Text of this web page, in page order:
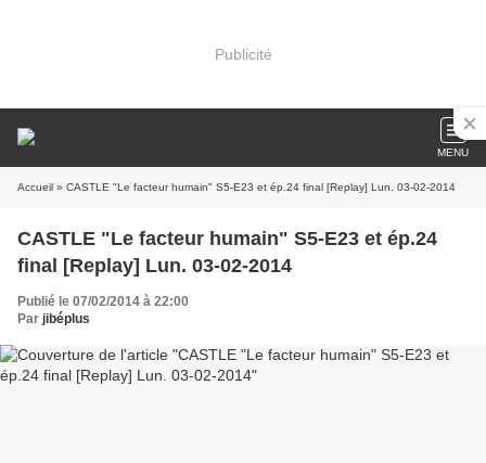
Publicité
MENU
Accueil » CASTLE "Le facteur humain" S5-E23 et ép.24 final [Replay] Lun. 03-02-2014
CASTLE "Le facteur humain" S5-E23 et ép.24
final [Replay] Lun. 03-02-2014
Publié le 07/02/2014 à 22:00
Par jibéplus